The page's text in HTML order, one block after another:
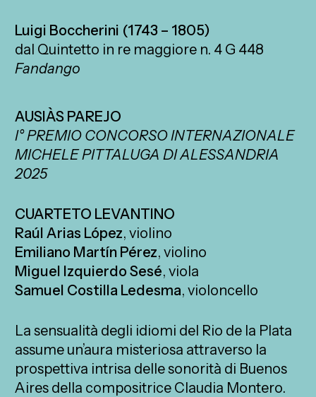
Luigi Boccherini (1743 – 1805)
dal Quintetto in re maggiore n. 4 G 448
Fandango
AUSIÀS PAREJO
I° PREMIO CONCORSO INTERNAZIONALE
MICHELE PITTALUGA DI ALESSANDRIA
2025
CUARTETO LEVANTINO
Raúl Arias López, violino
Emiliano Martín Pérez, violino
Miguel Izquierdo Sesé, viola
Samuel Costilla Ledesma, violoncello
La sensualità degli idiomi del Rio de la Plata
assume un’aura misteriosa attraverso la
prospettiva intrisa delle sonorità di Buenos
Aires della compositrice Claudia Montero.